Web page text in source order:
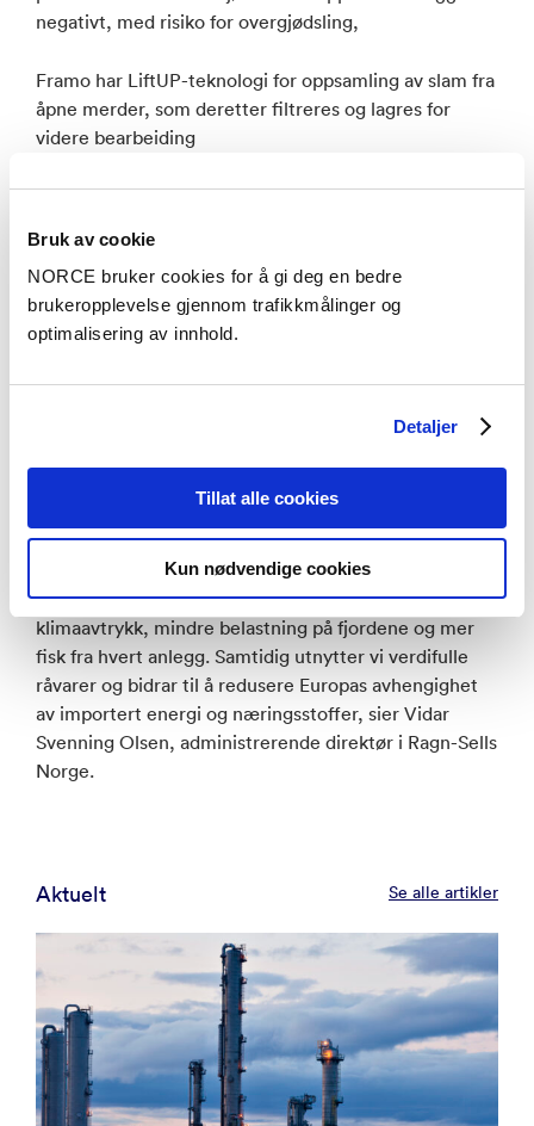
Bruk av cookie
NORCE bruker cookies for å gi deg en bedre
brukeropplevelse gjennom trafikkmålinger og
optimalisering av innhold.
Detaljer
Tillat alle cookies
Kun nødvendige cookies
negativt, med risiko for overgjødsling,
Framo har LiftUP-teknologi for oppsamling av slam fra
åpne merder, som deretter filtreres og lagres for
videre bearbeiding
– Slam fra oppdrett er ressurser på avveie. Vi ser at
og internasjonalt i fremtiden. Framo har et sterkt
fokus på å utvikle industrielle bærekraftige løsninger
og ønsker å bli en ledende aktør i dette markedet, sier
Martijn Bergink, Business Unit President Pumping
slammet til fosfor som kan brukes som nye
fôringrediens og gjødsel i landbruket.
– Sirkulær teknologi for oppdrettsanlegg gir lavere
klimaavtrykk, mindre belastning på fjordene og mer
fisk fra hvert anlegg. Samtidig utnytter vi verdifulle
råvarer og bidrar til å redusere Europas avhengighet
av importert energi og næringsstoffer, sier Vidar
Svenning Olsen, administrerende direktør i Ragn-Sells
Norge.
Aktuelt Se alle artikler